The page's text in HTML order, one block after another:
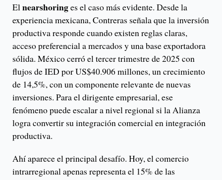
Elnearshoringes el caso más evidente. Desde la
experiencia mexicana, Contreras señala que la inversión
productiva responde cuando existen reglas claras,
acceso preferencial a mercados y una base exportadora
sólida. México cerró el tercer trimestre de 2025 con
flujos de IED por US$40.906 millones, un crecimiento
de 14,5%, con un componente relevante de nuevas
inversiones. Para el dirigente empresarial, ese
fenómeno puede escalar a nivel regional si la Alianza
logra convertir su integración comercial en integración
productiva.
Ahí aparece el principal desafío. Hoy, el comercio
intrarregional apenas representa el 15% de las